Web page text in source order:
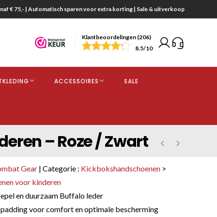
€ 75,- | Automatisch sparen voor extra korting | Sale & uitverkoop
Klantbeoordelingen (206)
8.5/10
ACCESSOIRES SALE
– Roze / Zwart
Gear | Categorie : Kickbokshandschoenen >
voor kinderen
en duurzaam Buffalo leder
voor comfort en optimale bescherming